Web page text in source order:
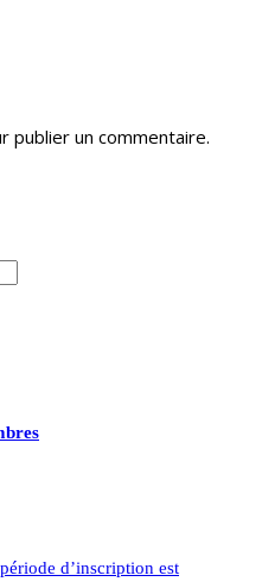
publier un commentaire.
d’inscription est